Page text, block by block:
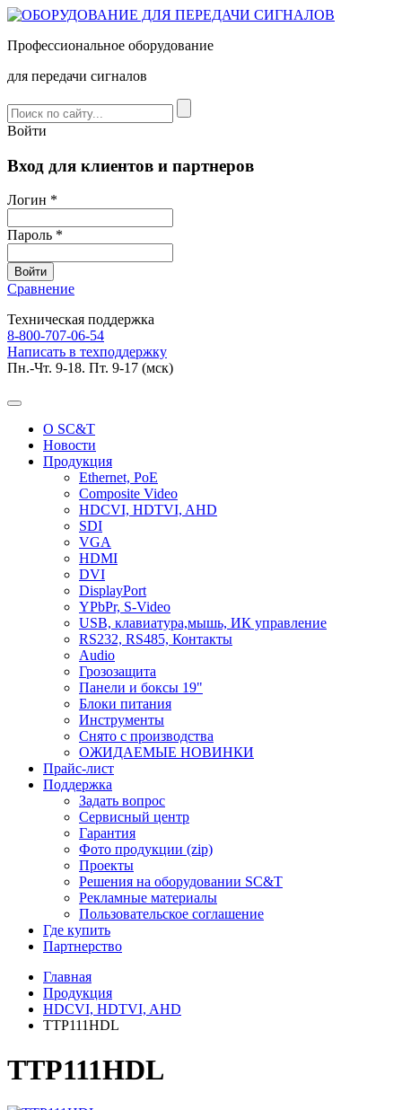
Профессиональное оборудование
для передачи сигналов
Войти
Вход для клиентов и партнеров
Логин *
Пароль *
Сравнение
Техническая поддержка
8-800-707-06-54
Написать в техподдержку
Пн.-Чт. 9-18. Пт. 9-17 (мск)
О SC&T
Новости
Продукция
Ethernet, PoE
Composite Video
HDCVI, HDTVI, AHD
SDI
VGA
HDMI
DVI
DisplayPort
YPbPr, S-Video
USB, клавиатура,мышь, ИК управление
RS232, RS485, Контакты
Audio
Грозозащита
Панели и боксы 19"
Блоки питания
Инструменты
Снято с производства
ОЖИДАЕМЫЕ НОВИНКИ
Прайс-лист
Поддержка
Задать вопрос
Сервисный центр
Гарантия
Фото продукции (zip)
Проекты
Решения на оборудовании SC&T
Рекламные материалы
Пользовательское соглашение
Где купить
Партнерство
Главная
Продукция
HDCVI, HDTVI, AHD
TTP111HDL
TTP111HDL